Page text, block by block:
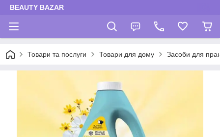
BEAUTY BAZAR
Товари та послуги Товари для дому Засоби для